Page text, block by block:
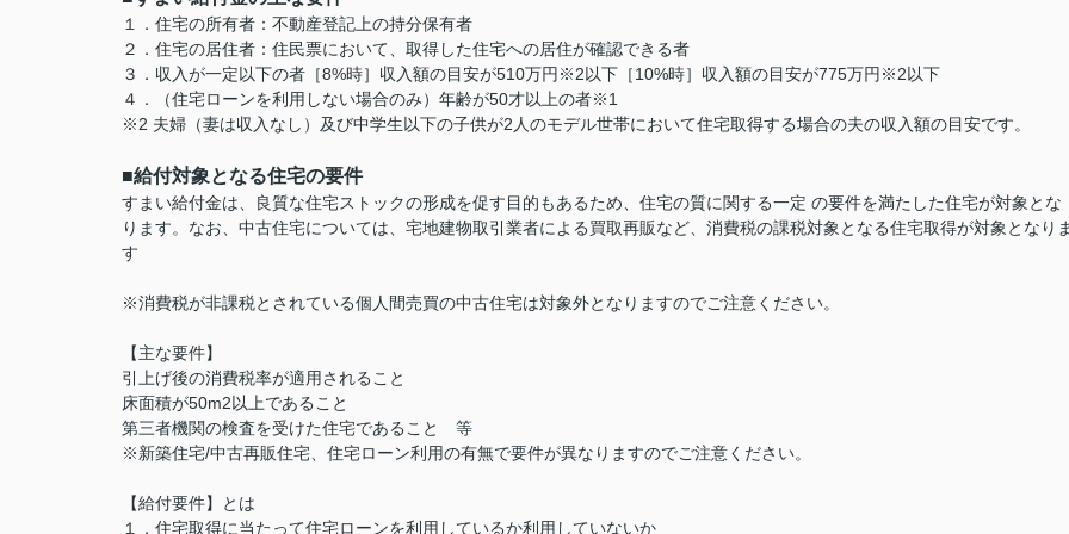
１．住宅の所有者：不動産登記上の持分保有者
２．住宅の居住者：住民票において、取得した住宅への居住が確認できる者
３．収入が一定以下の者［8%時］収入額の目安が510万円※2以下［10%時］収入額の目安が775万円※2以下
４．（住宅ローンを利用しない場合のみ）年齢が50才以上の者※1
※2 夫婦（妻は収入なし）及び中学生以下の子供が2人のモデル世帯において住宅取得する場合の夫の収入額の目安です。
■給付対象となる住宅の要件
すまい給付金は、良質な住宅ストックの形成を促す目的もあるため、住宅の質に関する一定 の要件を満たした住宅が対象とな
ります。なお、中古住宅については、宅地建物取引業者による買取再販など、消費税の課税対象となる住宅取得が対象となり
す
※消費税が非課税とされている個人間売買の中古住宅は対象外となりますのでご注意ください。
【主な要件】
引上げ後の消費税率が適用されること
床面積が50m2以上であること
第三者機関の検査を受けた住宅であること 等
※新築住宅/中古再販住宅、住宅ローン利用の有無で要件が異なりますのでご注意ください。
【給付要件】とは
１．住宅取得に当たって住宅ローンを利用しているか利用していないか